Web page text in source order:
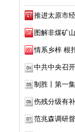
推进太原市
图解非煤矿
情系乡梓 根
中共中央召
制胜丨第一
伤残分级有
范兆森调研